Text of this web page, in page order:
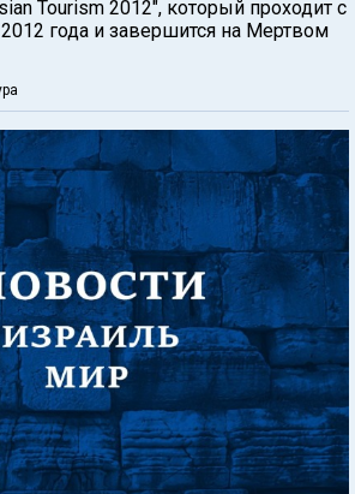
Tourism 2012", который проходит с
года и завершится на Мертвом